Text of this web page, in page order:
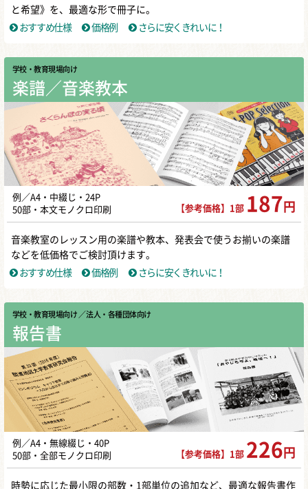
と希望》を、最適な形で冊子に。
おすすめ仕様
価格例 さらに安くきれいに！
学校・教育現場向け
楽譜／音楽教本
例／A4・中綴じ・24P
50部・本文モノクロ印刷
【参考価格】1部 187 円
音楽教室のレッスン用の楽譜や教本、発表会で使うお揃いの楽譜
などを低価格でご検討頂けます。
おすすめ仕様
価格例 さらに安くきれいに！
学校・教育現場向け ／ 法人・各種団体向け
報告書
例／A4・無線綴じ・40P
50部・全部モノクロ印刷
【参考価格】1部 226 円
時勢に応じた最小限の部数・1部単位の追加など、最適な報告書作